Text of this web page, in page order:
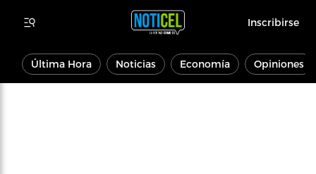
Inscribirse
Última Hora Noticias Economía Opiniones